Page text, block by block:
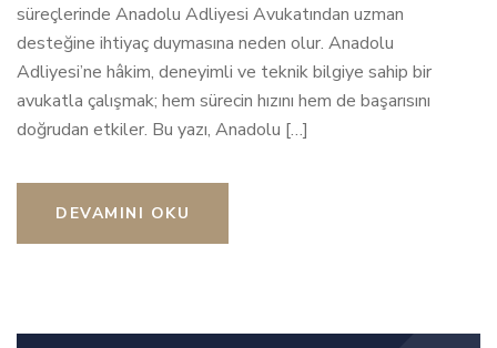
süreçlerinde Anadolu Adliyesi Avukatından uzman
desteğine ihtiyaç duymasına neden olur. Anadolu
Adliyesi’ne hâkim, deneyimli ve teknik bilgiye sahip bir
avukatla çalışmak; hem sürecin hızını hem de başarısını
doğrudan etkiler. Bu yazı, Anadolu […]
DEVAMINI OKU